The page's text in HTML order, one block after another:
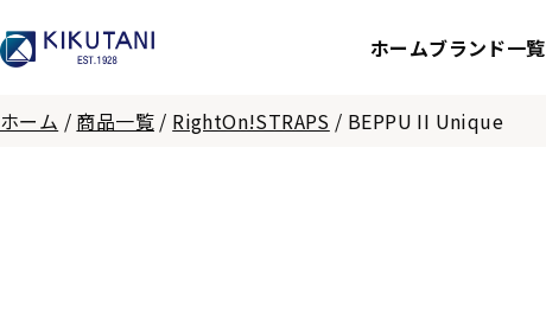
ホームブランド一覧
ホーム / 商品一覧 / RightOn!STRAPS / BEPPU II Unique